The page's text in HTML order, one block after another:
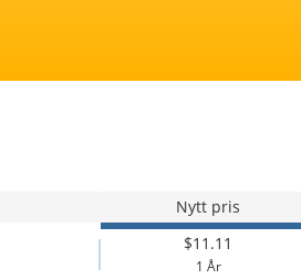
Nytt pris
$11.11
1 År